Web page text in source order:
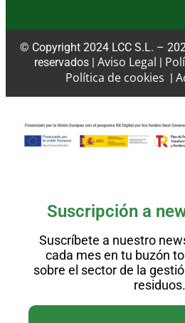
© Copyright 2024 LCC S.L. –
reservados | Aviso Legal
Política de cookies
Suscripción a
Suscríbete a nuestro
cada mes en tu buzón
sobre el sector de la
residuos.